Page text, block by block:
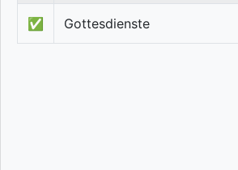
✅ Gottesdienste